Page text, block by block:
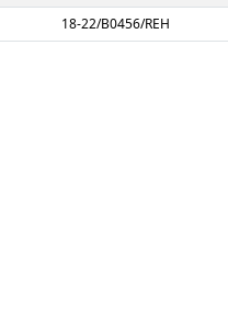
do listy planu umowy o kodzie 02-
18-22/B0456/REH